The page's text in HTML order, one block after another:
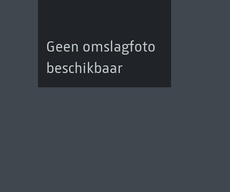
Geen omslagfoto
beschikbaar